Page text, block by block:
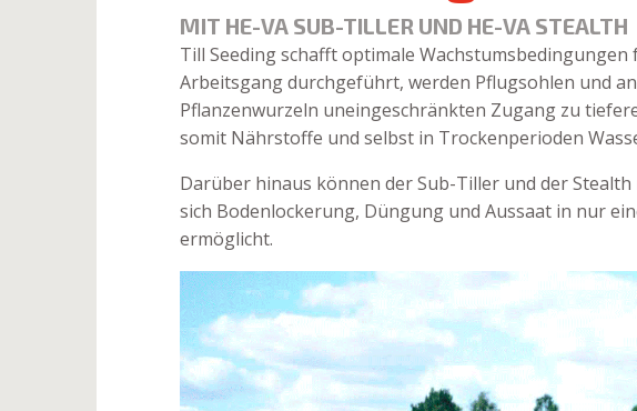
MIT HE-VA SUB-TILLER UND HE-VA STEALTH
Till Seeding schafft optimale
Arbeitsgang durchgeführt, werden Pflugsohlen und
Pflanzenwurzeln uneingeschränkten Zugang zu
somit Nährstoffe und selbst in Trockenperioden
Darüber hinaus können der Sub-Tiller und der
sich Bodenlockerung, Düngung und Aussaat in nur
ermöglicht.